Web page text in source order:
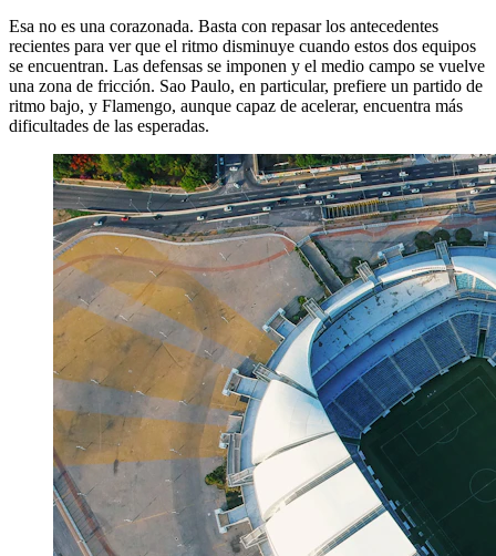
Esa no es una corazonada. Basta con repasar los antecedentes
recientes para ver que el ritmo disminuye cuando estos dos equipos
se encuentran. Las defensas se imponen y el medio campo se vuelve
una zona de fricción. Sao Paulo, en particular, prefiere un partido de
ritmo bajo, y Flamengo, aunque capaz de acelerar, encuentra más
dificultades de las esperadas.